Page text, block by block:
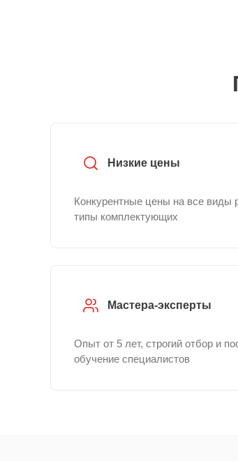
Низкие цены
Конкурентные цены на все виды
типы комплектующих
Мастера-эксперты
Опыт от 5 лет, строгий отбор и
обучение специалистов